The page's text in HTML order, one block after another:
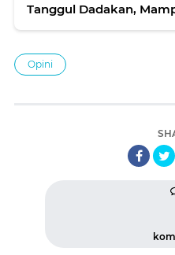
Tanggul Dadakan,
Opini